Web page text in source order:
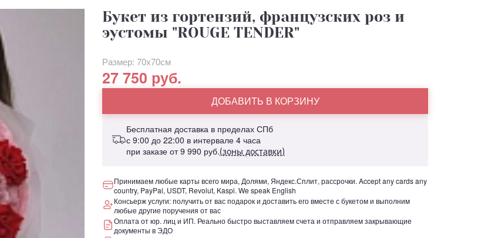
Букет из гортензий, французских роз и
эустомы "ROUGE TENDER"
Размер: 70х70см
27 750 руб.
ДОБАВИТЬ В КОРЗИНУ
Бесплатная доставка в пределах СПб
с 9:00 до 22:00 в интервале 4 часа
при заказе от9 990 руб.(зоны доставки)
Принимаем любые карты всего мира, Долями, Яндекс.Сплит, рассрочки. Accept any cards any
country, PayPal, USDT, Revolut, Kaspi. We speak English
Консьерж услуги: получить от вас подарок и доставить его вместе с букетом и выполним
любые другие поручения от вас
Оплата от юр. лиц и ИП. Реально быстро выставляем счета и отправляем закрывающие
документы в ЭДО